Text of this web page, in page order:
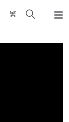
繁
弹